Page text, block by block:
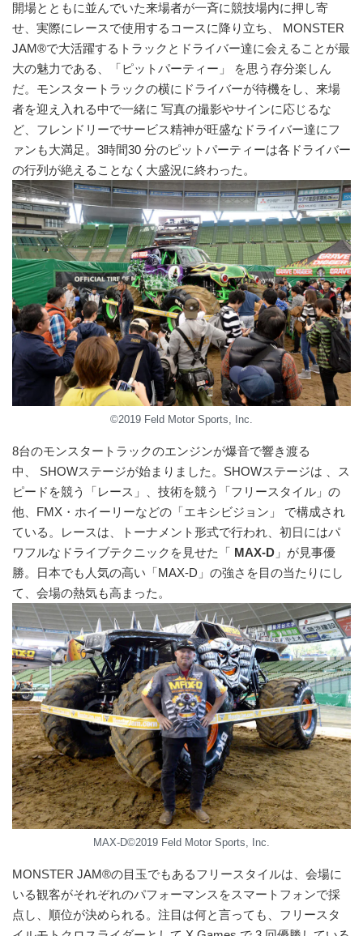
開場とともに並んでいた来場者が一斉に競技場内に押し寄
せ、実際にレースで使用するコースに降り立ち、 MONSTER
JAM®で大活躍するトラックとドライバー達に会えることが最
大の魅力である、「ピットパーティー」 を思う存分楽しん
だ。モンスタートラックの横にドライバーが待機をし、来場
者を迎え入れる中で一緒に 写真の撮影やサインに応じるな
ど、フレンドリーでサービス精神が旺盛なドライバー達にフ
ァンも大満足。3時間30 分のピットパーティーは各ドライバー
の行列が絶えることなく大盛況に終わった。
©2019 Feld Motor Sports, Inc.
8台のモンスタートラックのエンジンが爆音で響き渡る
中、 SHOWステージが始まりました。SHOWステージは 、ス
ピードを競う「レース」、技術を競う「フリースタイル」の
他、FMX・ホイーリーなどの「エキシビジョン」 で構成され
ている。レースは、トーナメント形式で行われ、初日にはパ
ワフルなドライブテクニックを見せた「 MAX-D 」が見事優
勝。日本でも人気の高い「MAX-D」の強さを目の当たりにし
て、会場の熱気も高まった。
MAX-D©2019 Feld Motor Sports, Inc.
MONSTER JAM®の目玉でもあるフリースタイルは、会場に
いる観客がそれぞれのパフォーマンスをスマートフォンで採
点し、順位が決められる。注目は何と言っても、フリースタ